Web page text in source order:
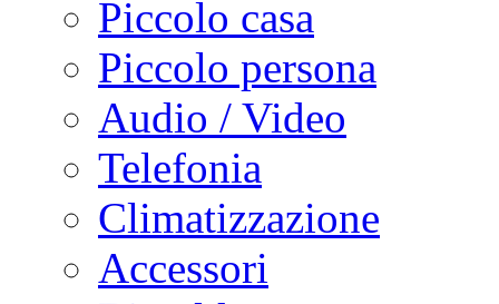
Piccolo casa
Piccolo persona
Audio / Video
Telefonia
Climatizzazione
Accessori